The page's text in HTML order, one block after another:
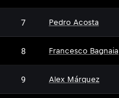
7 Pedro Acosta
8 Francesco Bagnaia
9 Alex Márquez